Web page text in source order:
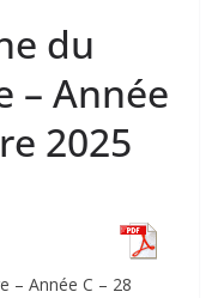
du
– Année
2025
– Année C – 28